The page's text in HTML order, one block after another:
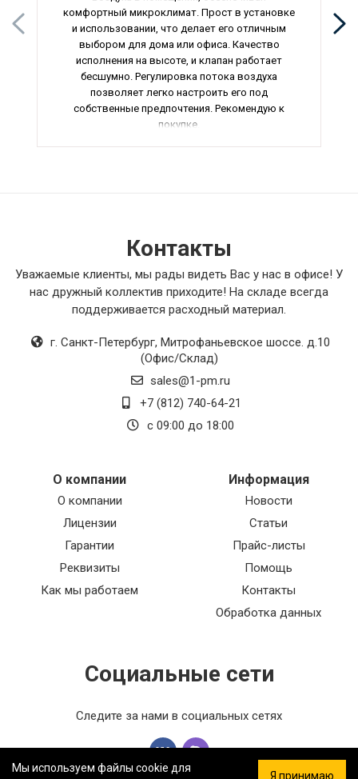
комфортный микроклимат. Прост в установке
и использовании, что делает его отличным
выбором для дома или офиса. Качество
исполнения на высоте, и клапан работает
бесшумно. Регулировка потока воздуха
позволяет легко настроить его под
собственные предпочтения. Рекомендую к
покупке.
Контакты
Уважаемые клиенты, мы рады видеть Вас у нас в офисе! У
нас дружный коллектив приходите! На складе всегда
поддерживается расходный материал.
г. Санкт-Петербург, Митрофаньевское шоссе. д.10
(Офис/Склад)
sales@1-pm.ru
+7 (812) 740-64-21
с 09:00 до 18:00
О компании
О компании
Лицензии
Гарантии
Реквизиты
Как мы работаем
Информация
Новости
Статьи
Прайс-листы
Помощь
Контакты
Обработка данных
Социальные сети
Следите за нами в социальных сетях
Мы используем файлы cookie для
Я принимаю